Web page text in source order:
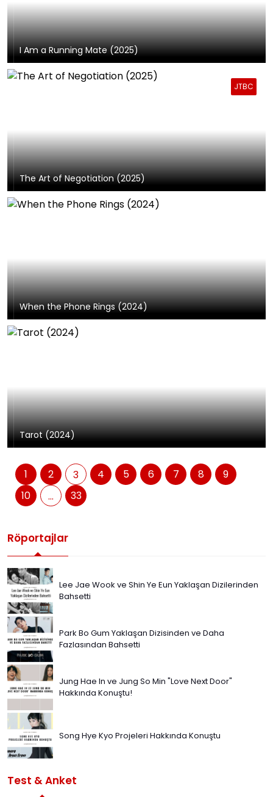
I Am a Running Mate (2025)
JTBC
The Art of Negotiation (2025)
When the Phone Rings (2024)
Tarot (2024)
1 2 3 4 5 6 7 8
9
10
... 33
Röportajlar
Lee Jae Wook ve Shin Ye Eun Yaklaşan Dizilerinden
Bahsetti
Park Bo Gum Yaklaşan Dizisinden ve Daha
Fazlasından Bahsetti
Jung Hae In ve Jung So Min "Love Next Door"
Hakkında Konuştu!
Song Hye Kyo Projeleri Hakkında Konuştu
Test & Anket